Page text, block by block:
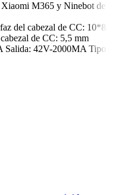
Xiaomi M365 y Ninebot de
del cabezal de CC: 10*8
de CC: 5,5 mm
Salida: 42V-2000MA Tipo